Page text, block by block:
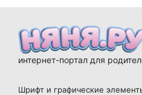
интернет-портал для
Шрифт и графические